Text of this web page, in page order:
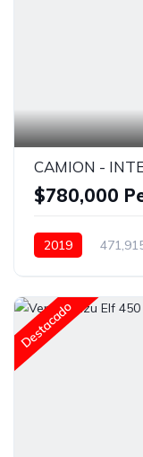
CAMION -
$780,000
2019
Faros de niebla
Radio / Estereo
Destacado